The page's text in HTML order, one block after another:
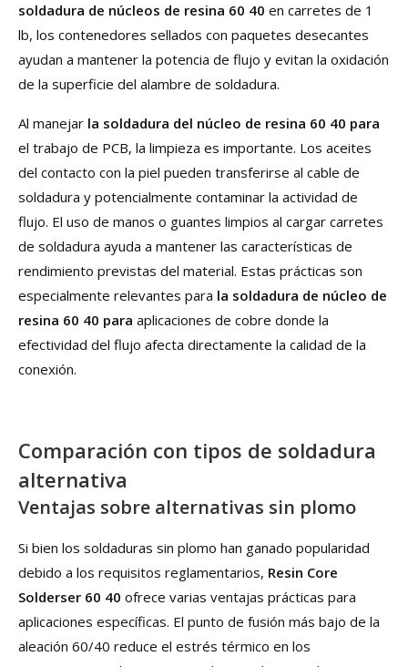
soldadura de núcleos de resina 60 40 en carretes de 1
lb, los contenedores sellados con paquetes desecantes
ayudan a mantener la potencia de flujo y evitan la oxidación
de la superficie del alambre de soldadura.
Al manejar la soldadura del núcleo de resina 60 40 para
el trabajo de PCB, la limpieza es importante. Los aceites
del contacto con la piel pueden transferirse al cable de
soldadura y potencialmente contaminar la actividad de
flujo. El uso de manos o guantes limpios al cargar carretes
de soldadura ayuda a mantener las características de
rendimiento previstas del material. Estas prácticas son
especialmente relevantes para la soldadura de núcleo de
resina 60 40 para aplicaciones de cobre donde la
efectividad del flujo afecta directamente la calidad de la
conexión.
Comparación con tipos de soldadura
alternativa
Ventajas sobre alternativas sin plomo
Si bien los soldaduras sin plomo han ganado popularidad
debido a los requisitos reglamentarios, Resin Core
Solderser 60 40 ofrece varias ventajas prácticas para
aplicaciones específicas. El punto de fusión más bajo de la
aleación 60/40 reduce el estrés térmico en los